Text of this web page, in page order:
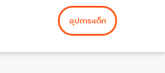
อุปการะเด็ก